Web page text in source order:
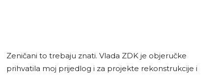
Zeničani to trebaju znati. Vlada ZDK je objeručke
prihvatila moj prijedlog i za projekte rekonstrukcije i